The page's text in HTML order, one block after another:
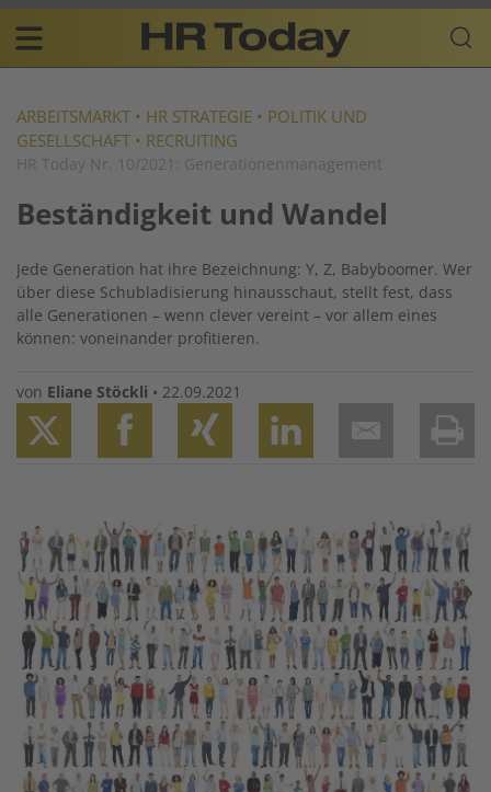
Skip
content
Plattform
für
Resources
navigation
DE
ARBEITSMARKT • HR STRATEGIE • POLITIK UND
GESELLSCHAFT • RECRUITING
HR Today Nr. 10/2021: Generationenmanagement
Beständigkeit und Wandel
Jede Generation hat ihre Bezeichnung: Y, Z, Babyboomer. Wer
über diese Schubladisierung hinausschaut, stellt fest, dass
alle Generationen – wenn clever vereint – vor allem eines
können: voneinander profitieren.
von Eliane Stöckli • 22.09.2021
Image